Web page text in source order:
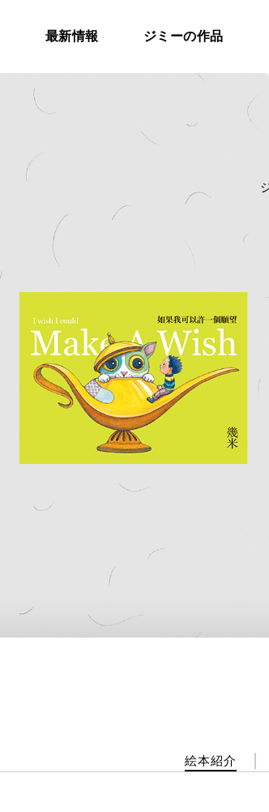
最新情報 ジミーの作品
絵本紹介